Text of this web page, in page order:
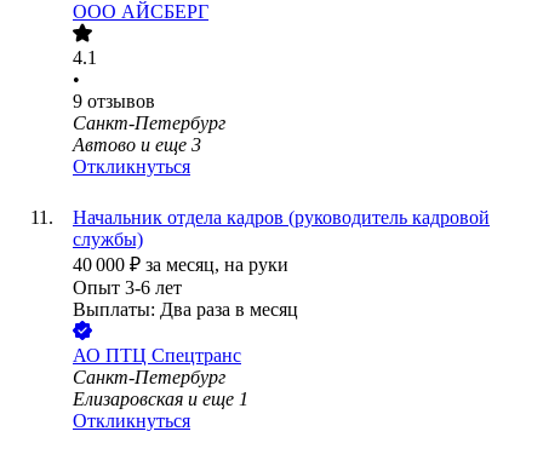
ООО АЙСБЕРГ
4.1
•
9 отзывов
Санкт-Петербург
Автово и еще 3
Откликнуться
Начальник отдела кадров (руководитель кадровой
службы)
40 000 ₽ за месяц, на руки
Опыт 3-6 лет
Выплаты: Два раза в месяц
АО ПТЦ Спецтранс
Санкт-Петербург
Елизаровская и еще 1
Откликнуться